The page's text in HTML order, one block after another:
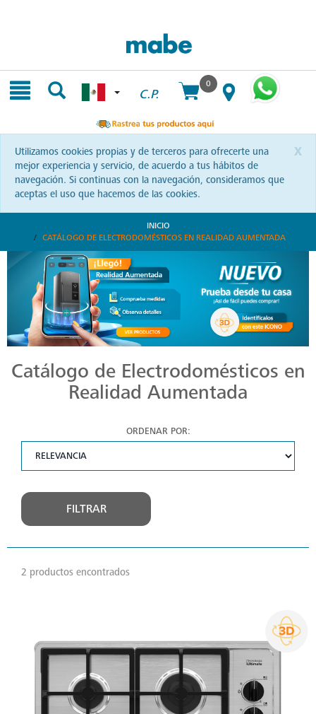
C.P.
0
x
Utilizamos cookies propias y de terceros para ofrecerte una
mejor experiencia y servicio, de acuerdo a tus hábitos de
navegación. Si continuas con la navegación, consideramos que
aceptas el uso que hacemos de las cookies.
INICIO
CATÁLOGO DE ELECTRODOMÉSTICOS EN REALIDAD AUMENTADA
Catálogo de Electrodomésticos en
Realidad Aumentada
ORDENAR POR:
FILTRAR
2 productos encontrados